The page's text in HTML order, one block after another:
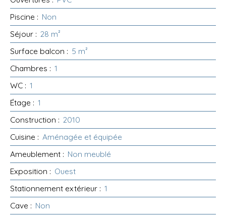
Piscine : Non
Séjour : 28 m²
Surface balcon : 5 m²
Chambres : 1
WC : 1
Étage : 1
Construction : 2010
Cuisine : Aménagée et équipée
Ameublement : Non meublé
Exposition : Ouest
Stationnement extérieur : 1
Cave : Non